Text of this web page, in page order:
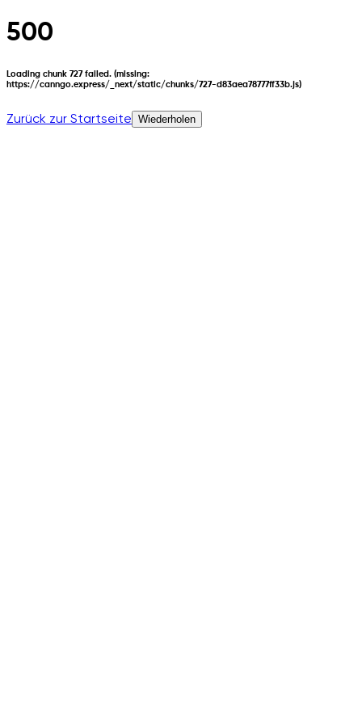
500
Loading chunk 727 failed. (missing:
https://canngo.express/_next/static/chunks/727-d83aea78777ff33b.js)
Zurück zur Startseite Wiederholen